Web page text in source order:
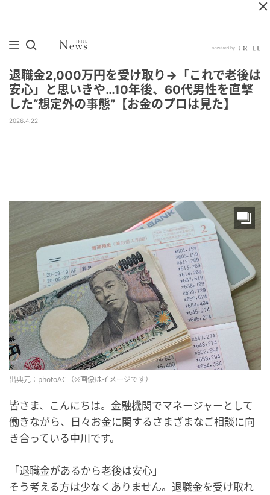
退職金2,000万円を受け取り→「これで老後は
安心」と思いきや…10年後、60代男性を直撃
した“想定外の事態”【お金のプロは見た】
2026.4.22
出典元：photoAC（※画像はイメージです）
皆さま、こんにちは。金融機関でマネージャーとして
働きながら、日々お金に関するさまざまなご相談に向
き合っている中川です。
「退職金があるから老後は安心」
そう考える方は少なくありません。退職金を受け取れ